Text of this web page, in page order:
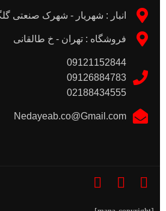
انبار : شهریار - شهرک صنعتی
فروشگاه : تهران - خ طالقانی
09121152844
09126884783
02188434555
Nedayeab.co@Gmail.com